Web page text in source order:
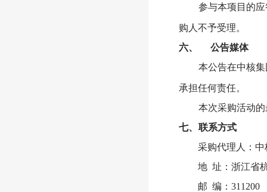
参与本项目的
购人不予受理。
六、
公告媒体
本公告在中核
承担任何责任。
本次采购活动
七、 联系方式
采购代理人：
地 址：浙江省
邮 编：311200